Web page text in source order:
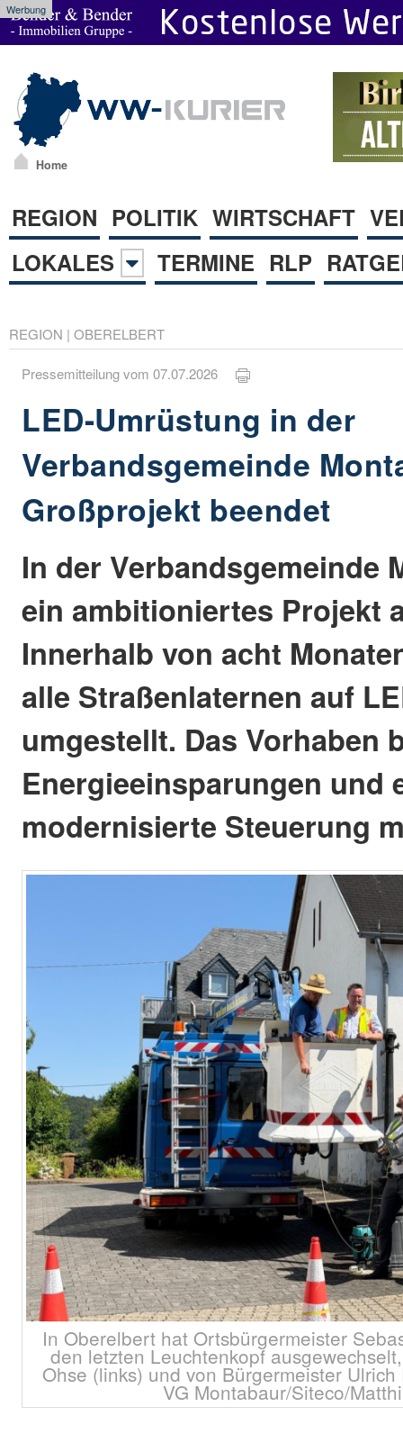
Werbung
Home
REGION POLITIK WIRTSCHAFT
LOKALES
TERMINE RLP
REGION | OBERELBERT
Pressemitteilung vom 07.07.2026
LED-Umrüstung in der
Verbandsgemeinde
Großprojekt beendet
In der Verbandsgemeinde
ein ambitioniertes Projekt
Innerhalb von acht
alle Straßenlaternen auf
umgestellt. Das Vorhaben
Energieeinsparungen und
modernisierte Steuerung
In Oberelbert hat Ortsbürgermeister
den letzten Leuchtenkopf
Ohse (links) und von Bürgermeister
VG Montabaur/Siteco/